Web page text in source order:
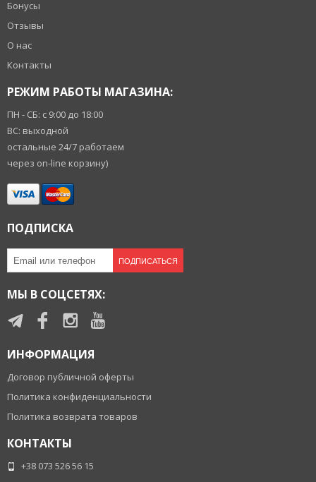
Бонусы
Отзывы
О нас
Контакты
РЕЖИМ РАБОТЫ МАГАЗИНА:
ПН - СБ: с 9:00 до 18:00
ВС: выходной
остальные 24/7 работаем
через on-line корзину)
ПОДПИСКА
ПОДПИСАТЬСЯ
МЫ В СОЦСЕТЯХ:
ИНФОРМАЦИЯ
Договор публичной оферты
Политика конфиденциальности
Политика возврата товаров
КОНТАКТЫ
+38 073 526 56 15